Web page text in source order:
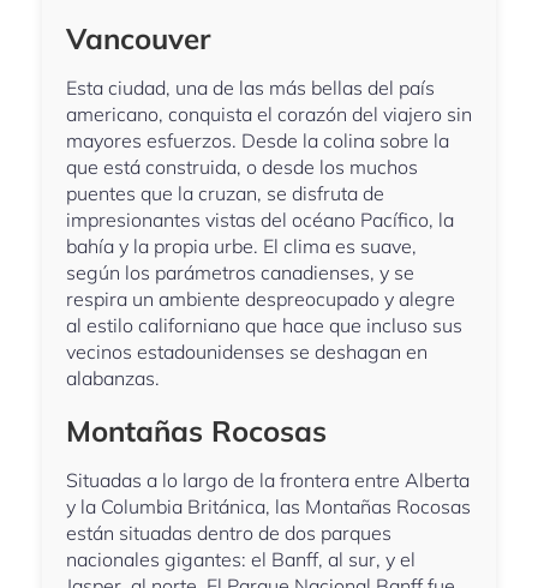
Vancouver
Esta ciudad, una de las más bellas del país
americano, conquista el corazón del viajero sin
mayores esfuerzos. Desde la colina sobre la
que está construida, o desde los muchos
puentes que la cruzan, se disfruta de
impresionantes vistas del océano Pacífico, la
bahía y la propia urbe. El clima es suave,
según los parámetros canadienses, y se
respira un ambiente despreocupado y alegre
al estilo californiano que hace que incluso sus
vecinos estadounidenses se deshagan en
alabanzas.
Montañas Rocosas
Situadas a lo largo de la frontera entre Alberta
y la Columbia Británica, las Montañas Rocosas
están situadas dentro de dos parques
nacionales gigantes: el Banff, al sur, y el